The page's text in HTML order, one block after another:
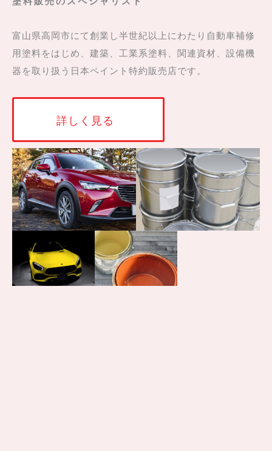
富山県高岡市にて創業し半世紀以上にわたり自動車補修
用塗料をはじめ、建築、工業系塗料、関連資材、設備機
器を取り扱う日本ペイント特約販売店です。
詳しく見る